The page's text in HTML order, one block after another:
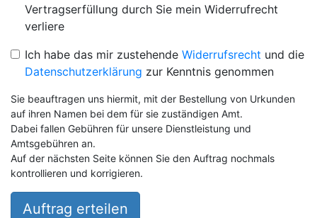
Vertragserfüllung durch Sie mein Widerrufrecht
verliere
Ich habe das mir zustehende Widerrufsrecht und die
Datenschutzerklärung zur Kenntnis genommen
Sie beauftragen uns hiermit, mit der Bestellung von Urkunden
auf ihren Namen bei dem für sie zuständigen Amt.
Dabei fallen Gebühren für unsere Dienstleistung und
Amtsgebühren an.
Auf der nächsten Seite können Sie den Auftrag nochmals
kontrollieren und korrigieren.
Auftrag erteilen